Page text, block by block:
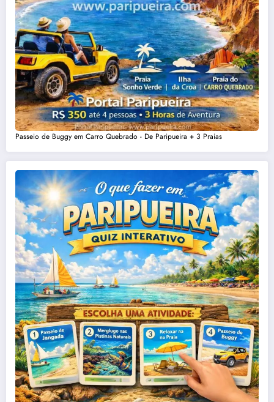
Passeio de Buggy em Carro Quebrado - De Paripueira + 3 Praias